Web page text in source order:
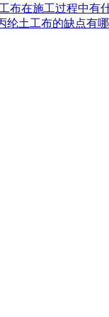
布在施工过程中有
纶土工布的缺点有